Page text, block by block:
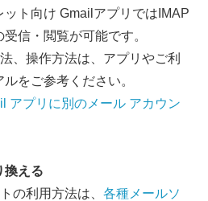
ト向け GmailアプリではIMAP
信・閲覧が可能です。
、操作方法は、アプリやご利
をご参考ください。
アプリに別のメール アカウン
換える
の利用方法は、 各種メールソ